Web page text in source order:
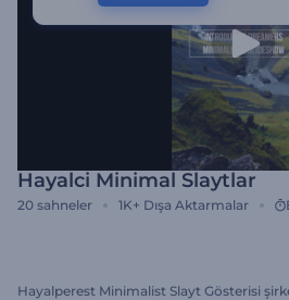
Hayalci Minimal Slaytlar
20 sahneler 1K+ Dışa Aktarmalar
Hayalperest Minimalist Slayt Gösterisi